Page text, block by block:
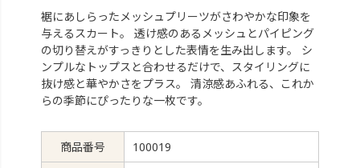
裾にあしらったメッシュプリーツがさわやかな印象を
与えるスカート。 透け感のあるメッシュとパイピング
の切り替えがすっきりとした表情を生み出します。 シ
ンプルなトップスと合わせるだけで、スタイリングに
抜け感と華やかさをプラス。 清涼感あふれる、これか
らの季節にぴったりな一枚です。
商品番号 100019